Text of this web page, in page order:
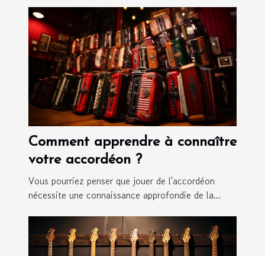
Comment apprendre à connaître
votre accordéon ?
Vous pourriez penser que jouer de l'accordéon
nécessite une connaissance approfondie de la...